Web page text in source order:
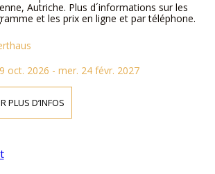
Autriche. Plus d´informations sur les
et les prix en ligne et par téléphone.
oct. 2026 - mer. 24 févr. 2027
PLUS D’INFOS